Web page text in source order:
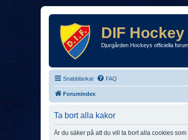
DIF
Djurgården Hockeys officiella
Snabblänkar FAQ
Forumindex
Ta bort alla kakor
Är du säker på att du vill ta bort alla cookies